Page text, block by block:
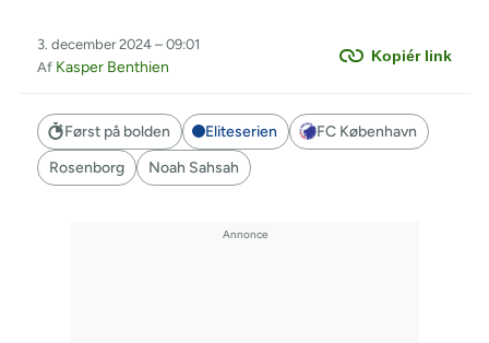
Kopiér link
3. december 2024 – 09:01
Af Kasper Benthien
Først på bolden Eliteserien
FC København
Rosenborg
Noah Sahsah